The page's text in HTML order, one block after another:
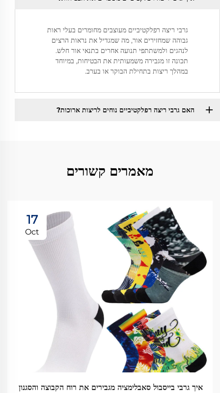
גרבי ריצה רפלקטיביים מעוצבים מחומרים בעלי ראות
גבוהה שמחזירים אור, מה שמגדיל את נראות הרצים
לנהגים ולמשתתפי תנועה אחרים בתנאי אור חלש.
תכונה זו מגבירה משמעותית את הבטיחות, במיוחד
במהלך ריצות בתחילת הבוקר או בערב.
האם גרבי ריצה רפלקטיביים נוחים לריצות ארוכות?
מאמרים קשורים
17
Oct
איך גרבי בייסבול סאבלימציה מגבירים את רוח הקבוצה והסגנון